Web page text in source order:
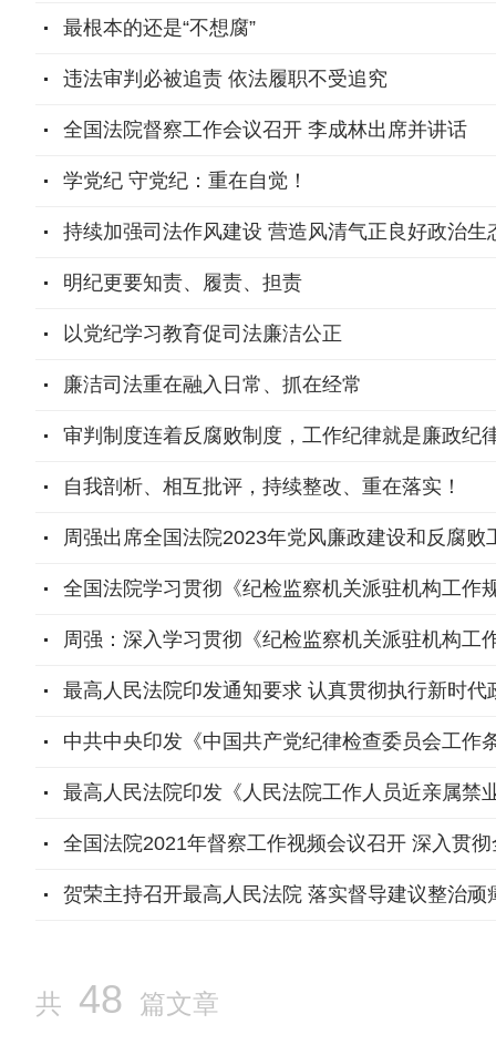
最根本的还是“不想腐”
违法审判必被追责 依法履职不受追究
全国法院督察工作会议召开 李成林出席并讲话
学党纪 守党纪：重在自觉！
持续加强司法作风建设 营造风清气正良好政治生
明纪更要知责、履责、担责
以党纪学习教育促司法廉洁公正
廉洁司法重在融入日常、抓在经常
审判制度连着反腐败制度，工作纪律就是廉政纪
自我剖析、相互批评，持续整改、重在落实！
周强出席全国法院2023年党风廉政建设和反腐
全国法院学习贯彻《纪检监察机关派驻机构工作
周强：深入学习贯彻《纪检监察机关派驻机构
最高人民法院印发通知要求 认真贯彻执行新时代
中共中央印发《中国共产党纪律检查委员会工作
最高人民法院印发《人民法院工作人员近亲属禁
全国法院2021年督察工作视频会议召开 深入贯
贺荣主持召开最高人民法院 落实督导建议整治
共 48 篇文章